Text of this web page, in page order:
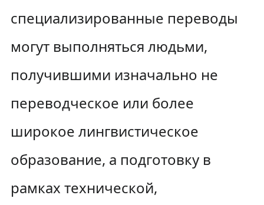
специализированные переводы
могут выполняться людьми,
получившими изначально не
переводческое или более
широкое лингвистическое
образование, а подготовку в
рамках технической,